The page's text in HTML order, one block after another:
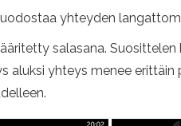
yhteyden
salasana.
aluksi yhteys menee